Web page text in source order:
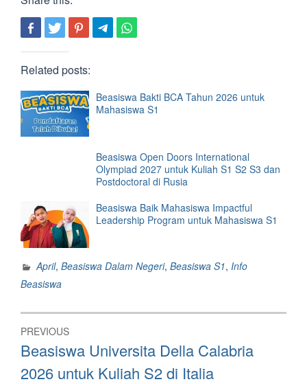
Related posts:
Beasiswa Bakti BCA Tahun 2026 untuk
Mahasiswa S1
Beasiswa Open Doors International
Olympiad 2027 untuk Kuliah S1 S2 S3 dan
Postdoctoral di Rusia
Beasiswa Baik Mahasiswa Impactful
Leadership Program untuk Mahasiswa S1
April, Beasiswa Dalam Negeri, Beasiswa S1, Info
Beasiswa
Post
navigation
PREVIOUS
Previous
post:
Beasiswa Universita Della Calabria
2026 untuk Kuliah S2 di Italia